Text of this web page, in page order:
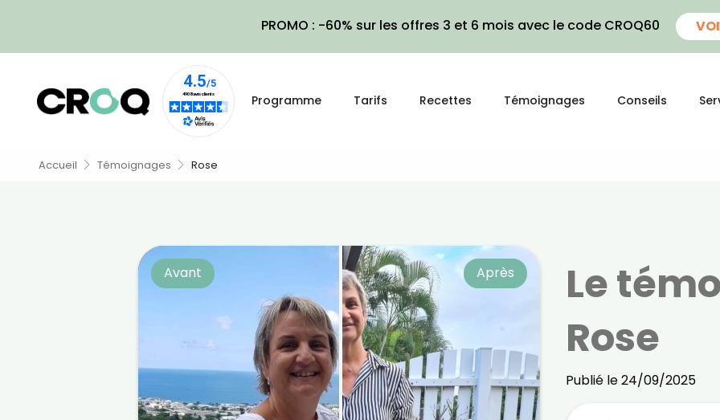
PROMO : -60% sur les offres 3 et 6 mois avec le code CROQ60
Programme Tarifs Recettes Témoignages Conseils
Accueil Témoignages Rose
Avant Après
Le
Rose
Publié le 24/09/2025